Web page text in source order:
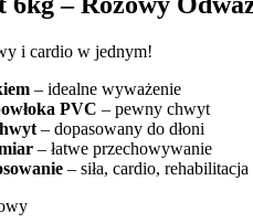
i cardio w jednym!
– idealne wyważenie
PVC – pewny chwyt
– dopasowany do dłoni
– łatwe przechowywanie
– siła, cardio, rehabilitacja